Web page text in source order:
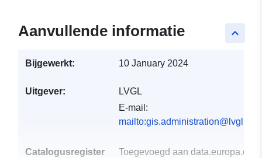
keyboard_arrow_up
Aanvullende informatie
Bijgewerkt: 10 January 2024
Uitgever:
LVGL
E-mail:
Catalogusregister
Toegevoegd aan data.europa.eu: